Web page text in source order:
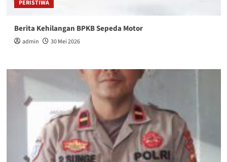
PERISTIWA
Berita Kehilangan BPKB Sepeda Motor
admin 30 Mei 2026